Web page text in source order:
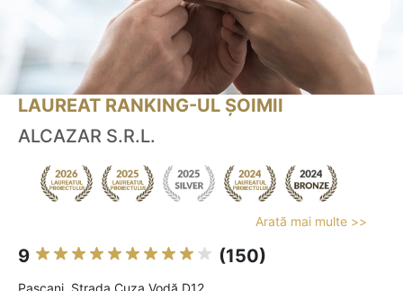
LAUREAT RANKING-UL ȘOIMII
ALCAZAR S.R.L.
Arată mai multe >>
9 (150)
Paşcani, Strada Cuza Vodă D12